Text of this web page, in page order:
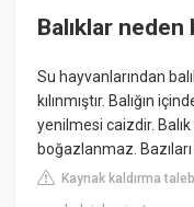
Balıklar
Su hayvanlarından
kılınmıştır. Balığın
yenilmesi caizdir.
boğazlanmaz.
Kaynak kaldırma